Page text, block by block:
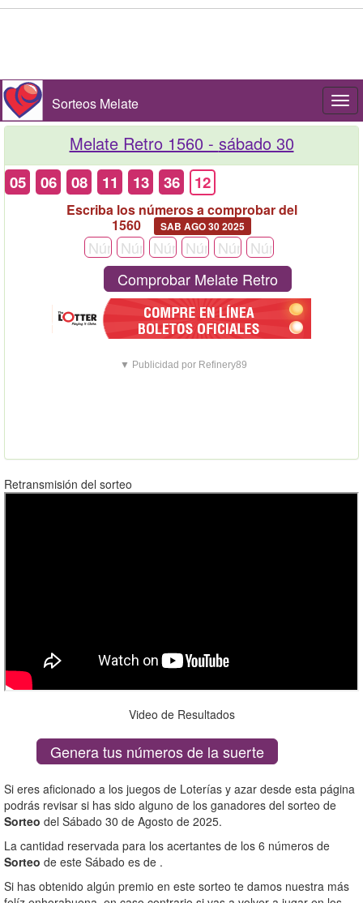
Sorteos Melate
Melate Retro 1560 - sábado 30
05 06 08 11 13 36 12
Escriba los números a comprobar del
1560
SAB AGO 30 2025
Comprobar Melate Retro
▼ Publicidad por Refinery89
Retransmisión del sorteo
Video de Resultados
Genera tus números de la suerte
Si eres aficionado a los juegos de Loterías y azar desde esta página
podrás revisar si has sido alguno de los ganadores del sorteo de
Sorteo del Sábado 30 de Agosto de 2025.
La cantidad reservada para los acertantes de los 6 números de
Sorteo de este Sábado es de .
Si has obtenido algún premio en este sorteo te damos nuestra más